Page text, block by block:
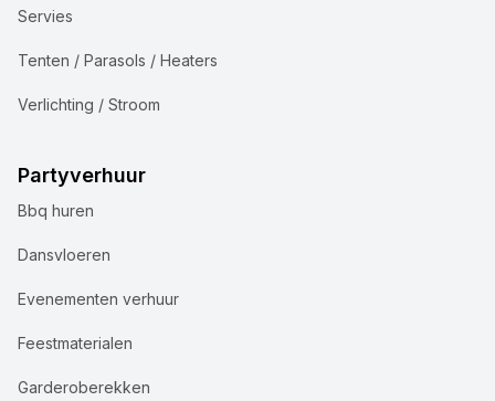
Servies
Tenten / Parasols / Heaters
Verlichting / Stroom
Partyverhuur
Bbq huren
Dansvloeren
Evenementen verhuur
Feestmaterialen
Garderoberekken